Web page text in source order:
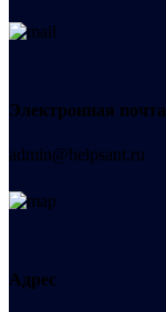
Электронная почта
admin@helpsant.ru
Адрес